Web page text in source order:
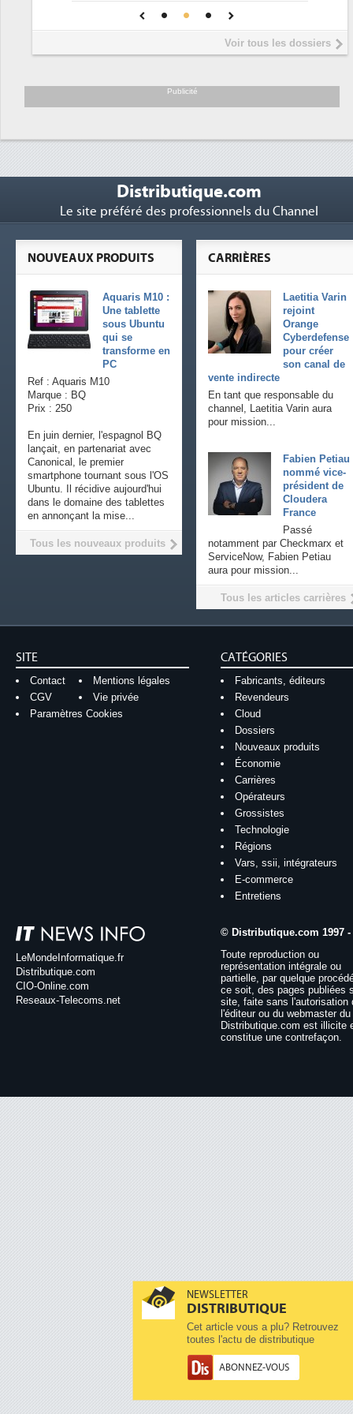
NEWSLETTER
DISTRIBUTIQUE
Cet article vous a plu? Retrouvez
toutes l'actu de distributique
ABONNEZ-VOUS
Interview de Fabrice Coquio,
président de Digital Realty...
soutient les...
Voir tous les dossiers
Publicité
Distributique.com
Le site préféré des professionnels du Channel
CARRIÈRES
Laetitia Varin
rejoint
Orange
Cyberdefense
pour créer
son canal de
vente indirecte
En tant que responsable du
channel, Laetitia Varin aura
pour mission...
Fabien Petiau
nommé vice-
président de
Cloudera
France
Passé
notamment par Checkmarx et
ServiceNow, Fabien Petiau
aura pour mission...
Tous les articles carrières
NOUVEAUX PRODUITS
Aquaris M10 :
Une tablette
sous Ubuntu
qui se
transforme en
PC
Ref : Aquaris M10
Marque : BQ
Prix : 250
En juin dernier, l'espagnol BQ
lançait, en partenariat avec
Canonical, le premier
smartphone tournant sous l'OS
Ubuntu. Il récidive aujourd'hui
dans le domaine des tablettes
en annonçant la mise...
Tous les nouveaux produits
SITE
Contact
Mentions légales
CGV
Vie privée
Paramètres Cookies
CATÉGORIES
Fabricants, éditeurs
Revendeurs
Cloud
Dossiers
Nouveaux produits
Économie
Carrières
Opérateurs
Grossistes
Technologie
Régions
Vars, ssii, intégrateurs
E-commerce
Entretiens
LeMondeInformatique.fr
Distributique.com
CIO-Online.com
Reseaux-Telecoms.net
© Distributique.com 1997 -
Toute reproduction ou
représentation intégrale ou
partielle, par quelque
ce soit, des pages publiées
site, faite sans l'autorisation
l'éditeur ou du webmaster
Distributique.com est illicite
constitue une contrefaçon.